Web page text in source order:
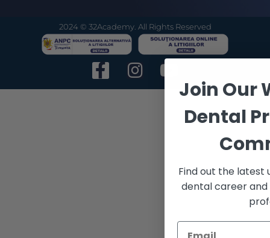
2024 © 32Academy. All Rights Reserved
Join Our
Dental
Find out the latest
dental career